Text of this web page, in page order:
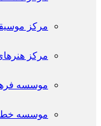
مرکز
مرکز
موسسه
موسسه